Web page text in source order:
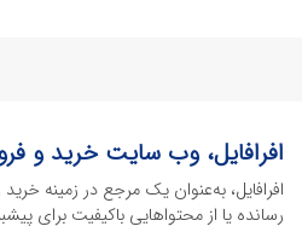
افرافایل، وب سایت خرید و
افرافایل، به‌عنوان یک مرجع در زمینه
رسانده یا از محتواهایی باکیفیت برای